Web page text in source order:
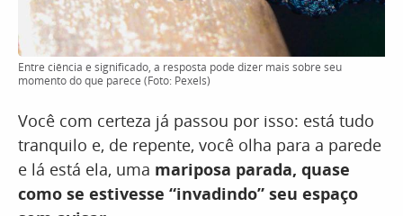
Entre ciência e significado, a resposta pode dizer mais sobre seu
momento do que parece (Foto: Pexels)
Você com certeza já passou por isso: está tudo
tranquilo e, de repente, você olha para a parede
e lá está ela, uma mariposa parada, quase
como se estivesse “invadindo” seu espaço